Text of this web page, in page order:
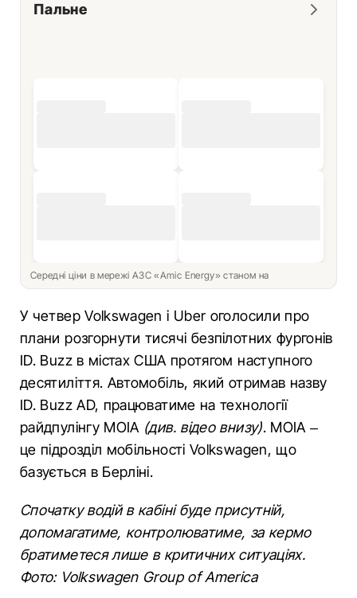
Пальне
Середні ціни в мережі АЗС «Amic Energy» станом на
У четвер Volkswagen і Uber оголосили про
плани розгорнути тисячі безпілотних фургонів
ID. Buzz в містах США протягом наступного
десятиліття. Автомобіль, який отримав назву
ID. Buzz AD, працюватиме на технології
райдпулінгу MOIA (див. відео внизу). MOIA –
це підрозділ мобільності Volkswagen, що
базується в Берліні.
Спочатку водій в кабіні буде присутній,
допомагатиме, контролюватиме, за кермо
братиметеся лише в критичних ситуаціях.
Фото: Volkswagen Group of America